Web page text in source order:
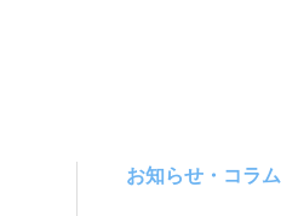
お知らせ・コラム